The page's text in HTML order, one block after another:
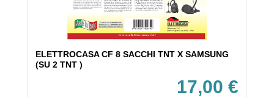
ELETTROCASA CF 8 SACCHI TNT X SAMSUNG
(SU 2 TNT )
17,00 €